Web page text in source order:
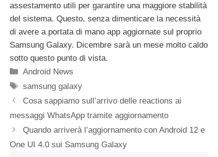
assestamento utili per garantire una maggiore stabilità
del sistema. Questo, senza dimenticare la necessità
di avere a portata di mano app aggiornate sul proprio
Samsung Galaxy. Dicembre sarà un mese molto caldo
sotto questo punto di vista.
Categorie
Android News
Tag
samsung galaxy
Cosa sappiamo sull’arrivo delle reactions ai
messaggi WhatsApp tramite aggiornamento
Quando arriverà l’aggiornamento con Android 12 e
One UI 4.0 sui Samsung Galaxy